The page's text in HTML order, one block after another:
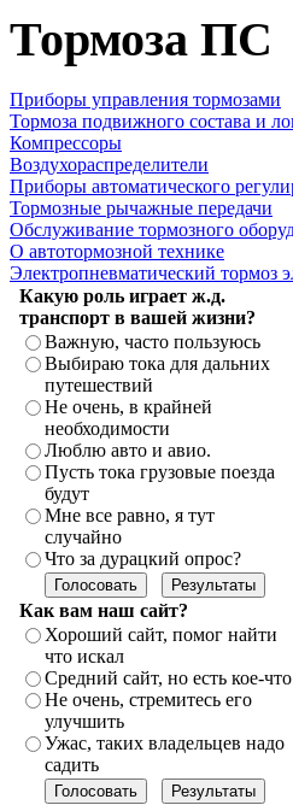
Тормоза ПС
Приборы управления тормозами
Тормоза подвижного состава и
Компрессоры
Воздухораспределители
Приборы автоматического
Тормозные рычажные передачи
Обслуживание тормозного
О автотормозной технике
Электропневматический тормоз
Какую роль играет ж.д.
транспорт в вашей жизни?
Важную, часто пользуюсь
Выбираю тока для дальних
путешествий
Не очень, в крайней
необходимости
Люблю авто и авио.
Пусть тока грузовые поезда
будут
Мне все равно, я тут
случайно
Что за дурацкий опрос?
Как вам наш сайт?
Хороший сайт, помог найти
что искал
Средний сайт, но есть кое-что
Не очень, стремитесь его
улучшить
Ужас, таких владельцев надо
садить